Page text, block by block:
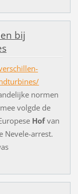
bij
normen
volgde de
Hofvan
Nevele-arrest.